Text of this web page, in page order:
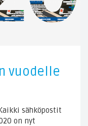
vuodelle
sähköpostit
on nyt